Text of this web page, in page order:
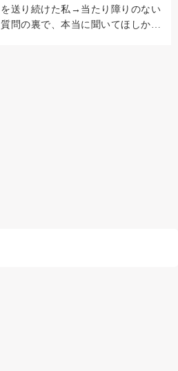
を送り続けた私→当たり障りのない
質問の裏で、本当に聞いてほしかっ